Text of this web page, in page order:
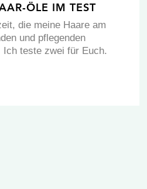
ÖLE IM TEST
die meine Haare am
und pflegenden
teste zwei für Euch.